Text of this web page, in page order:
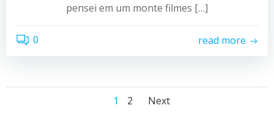
pensei em um monte filmes […]
0 read more
Posts
Page
1 Page
2
Posts
Next